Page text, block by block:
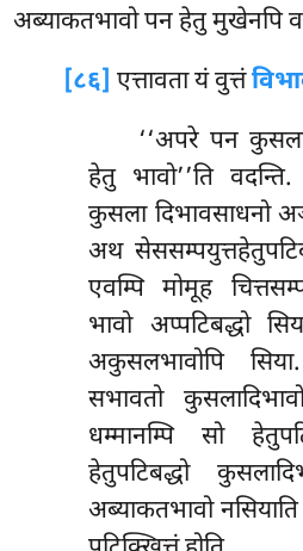
अब्याकतभावो पन हेतु मुखेनपि
[८६] एत्तावता यं वुत्तं
‘‘अपरे पन
हेतु भावो’’ति
कुसला दिभावसाधनो
अथ
एवम्पि मोमूह
भावो अप्पटिबद्धो
अकुसलभावोपि
सभावतो
धम्मानम्पि सो
हेतुपटिबद्धो
अब्याकतभावो